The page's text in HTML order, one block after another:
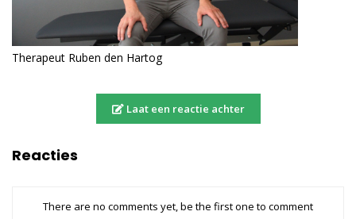
Therapeut Ruben den Hartog
Laat een reactie achter
Reacties
There are no comments yet, be the first one to comment